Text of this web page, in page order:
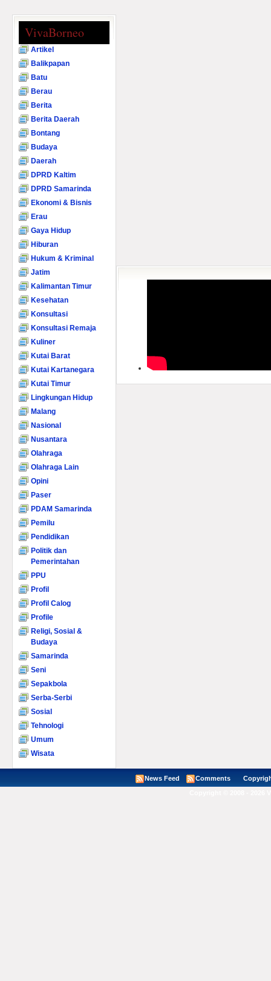
VivaBorneo
Artikel
Balikpapan
Batu
Berau
Berita
Berita Daerah
Bontang
Budaya
Daerah
DPRD Kaltim
DPRD Samarinda
Ekonomi & Bisnis
Erau
Gaya Hidup
Hiburan
Hukum & Kriminal
Jatim
Kalimantan Timur
Kesehatan
Konsultasi
Konsultasi Remaja
Kuliner
Kutai Barat
Kutai Kartanegara
Kutai Timur
Lingkungan Hidup
Malang
Nasional
Nusantara
Olahraga
Olahraga Lain
Opini
Paser
PDAM Samarinda
Pemilu
Pendidikan
Politik dan
Pemerintahan
PPU
Profil
Profil Calog
Profile
Religi, Sosial &
Budaya
Samarinda
Seni
Sepakbola
Serba-Serbi
Sosial
Tehnologi
Umum
Wisata
News Feed Comments Copyright